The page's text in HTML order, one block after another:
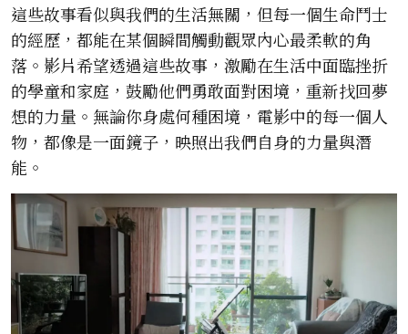
這些故事看似與我們的生活無關，但每一個生命鬥士
的經歷，都能在某個瞬間觸動觀眾內心最柔軟的角
落。影片希望透過這些故事，激勵在生活中面臨挫折
的學童和家庭，鼓勵他們勇敢面對困境，重新找回夢
想的力量。無論你身處何種困境，電影中的每一個人
物，都像是一面鏡子，映照出我們自身的力量與潛
能。